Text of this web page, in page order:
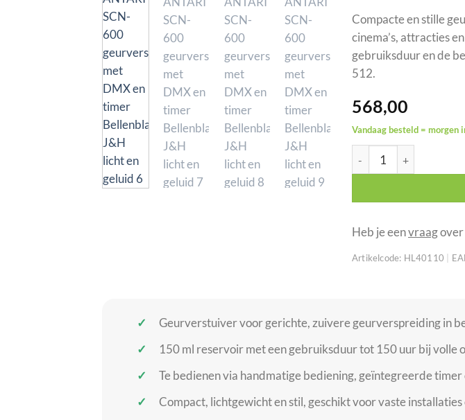
Compacte en stille
cinema’s, attracties
gebruiksduur en de
512.
568,00
Vandaag besteld = morgen
ANTARI SCN-600
Heb je eenvraag
Artikelcode: HL40110
Geurverstuiver voor gerichte, zuivere geurverspreiding in
150 ml reservoir met een gebruiksduur tot 150 uur bij volle
Te bedienen via handmatige bediening, geïntegreerde
Compact, lichtgewicht en stil, geschikt voor vaste installaties